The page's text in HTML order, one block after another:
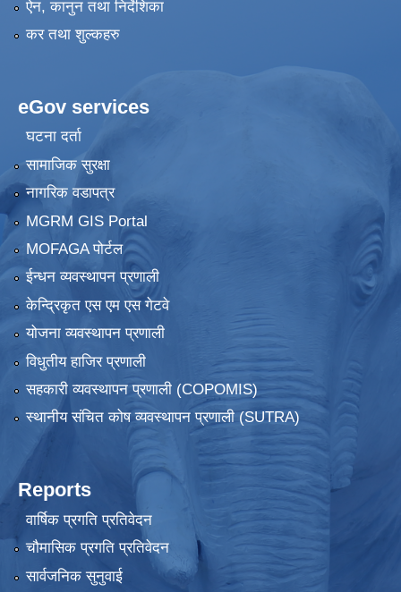
ऐन, कानुन तथा निर्देशिका
कर तथा शुल्कहरु
eGov services
घटना दर्ता
सामाजिक सुरक्षा
नागरिक वडापत्र
MGRM GIS Portal
MOFAGA पोर्टल
ईन्धन व्यवस्थापन प्रणाली
केन्द्रिकृत एस एम एस गेटवे
योजना व्यवस्थापन प्रणाली
विधुतीय हाजिर प्रणाली
सहकारी व्यवस्थापन प्रणाली (COPOMIS)
स्थानीय संचित कोष व्यवस्थापन प्रणाली (SUTRA)
Reports
वार्षिक प्रगति प्रतिवेदन
चौमासिक प्रगति प्रतिवेदन
सार्वजनिक सुनुवाई